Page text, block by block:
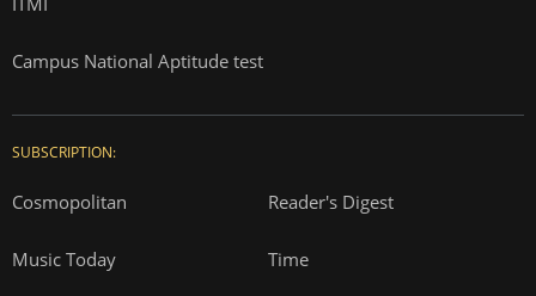
Campus National Aptitude test
SUBSCRIPTION:
Cosmopolitan Reader's Digest
Music Today Time